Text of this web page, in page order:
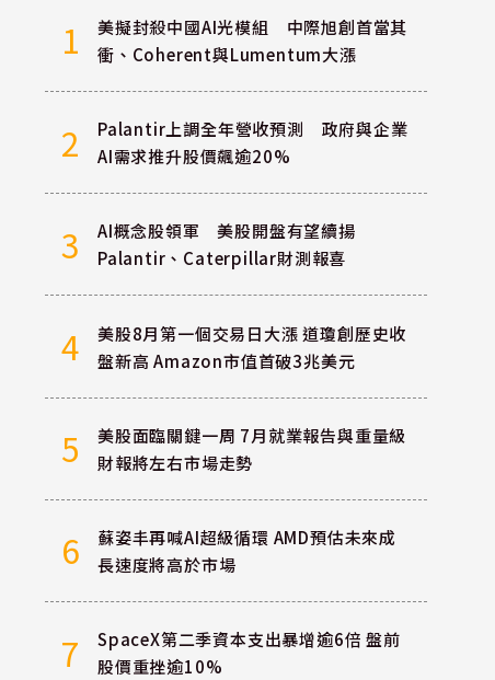
1
美擬封殺中國AI光模組 中際旭創首當其
衝、Coherent與Lumentum大漲
2
Palantir上調全年營收預測 政府與企業
AI需求推升股價飆逾20%
3
AI概念股領軍 美股開盤有望續揚
Palantir、Caterpillar財測報喜
4
美股8月第一個交易日大漲 道瓊創歷史收
盤新高 Amazon市值首破3兆美元
5
美股面臨關鍵一周 7月就業報告與重量級
財報將左右市場走勢
6
蘇姿丰再喊AI超級循環 AMD預估未來成
長速度將高於市場
7
SpaceX第二季資本支出暴增逾6倍 盤前
股價重挫逾10%